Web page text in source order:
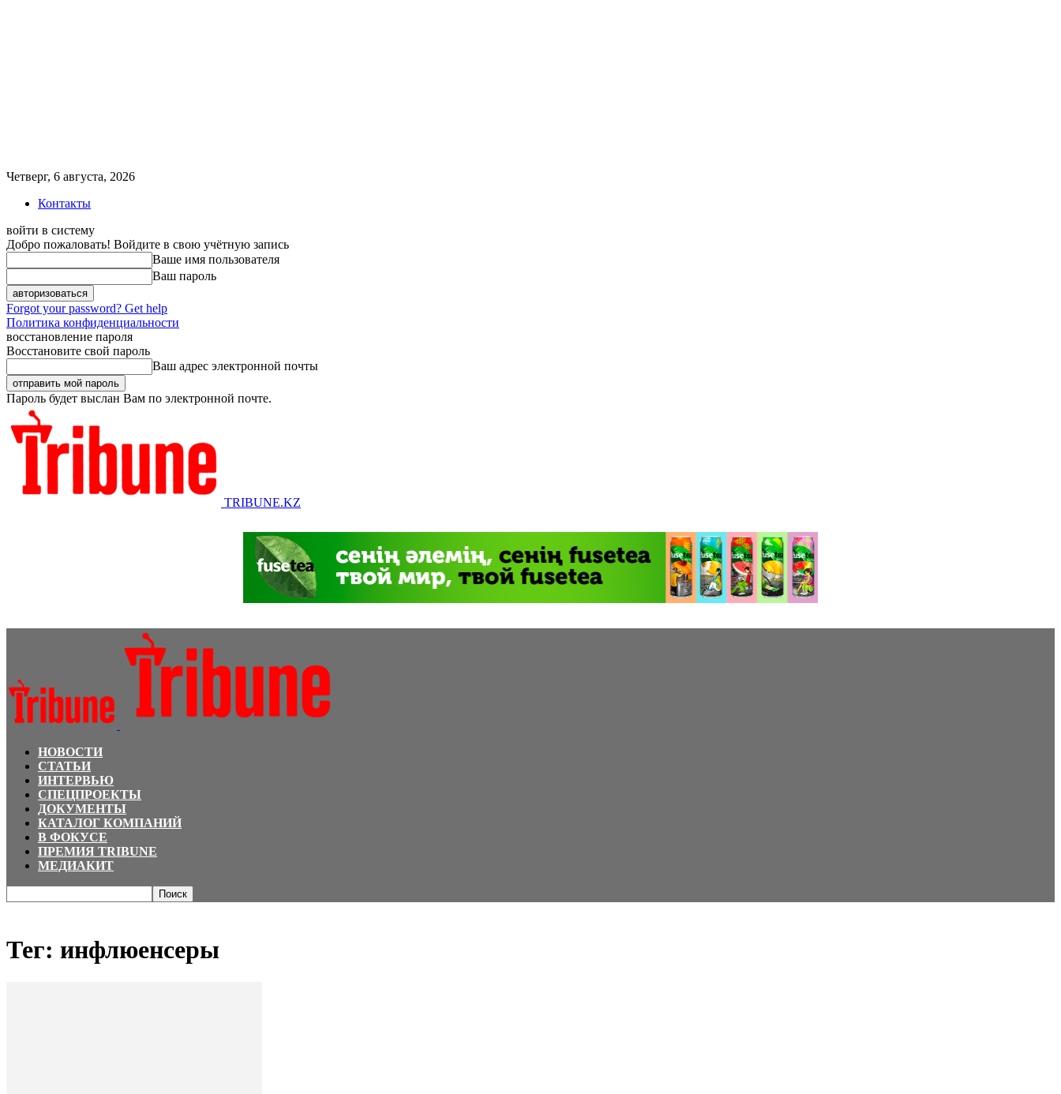
Четверг, 6 августа, 2026
Контакты
войти в систему
Добро пожаловать! Войдите в свою учётную запись
Ваше имя пользователя
Ваш пароль
Forgot your password? Get help
Политика конфиденциальности
восстановление пароля
Восстановите свой пароль
Ваш адрес электронной почты
Пароль будет выслан Вам по электронной почте.
TRIBUNE.KZ
НОВОСТИ
СТАТЬИ
ИНТЕРВЬЮ
СПЕЦПРОЕКТЫ
ДОКУМЕНТЫ
КАТАЛОГ КОМПАНИЙ
В ФОКУСЕ
ПРЕМИЯ TRIBUNE
МЕДИАКИТ
Тег: инфлюенсеры